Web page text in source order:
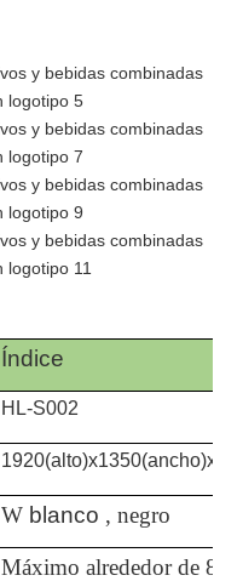
Índice
HL-S002
W blanco , negro
Máximo alrededor de 80